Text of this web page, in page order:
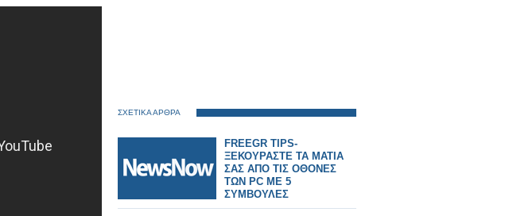
ΣΧΕΤΙΚΑ ΑΡΘΡΑ
FREEGR TIPS-
ΞΕΚΟΥΡΑΣΤΕ ΤΑ ΜΑΤΙΑ
ΣΑΣ ΑΠΟ ΤΙΣ ΟΘΟΝΕΣ
ΤΩΝ PC ME 5
ΣΥΜΒΟΥΛΕΣ